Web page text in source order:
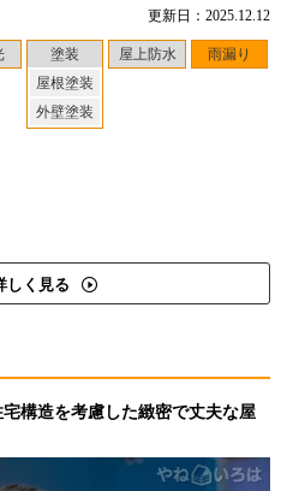
更新日：2025.12.12
塗装
屋根塗装
外壁塗装
屋上防水 雨漏り
しく見る
構造を考慮した緻密で丈夫な屋